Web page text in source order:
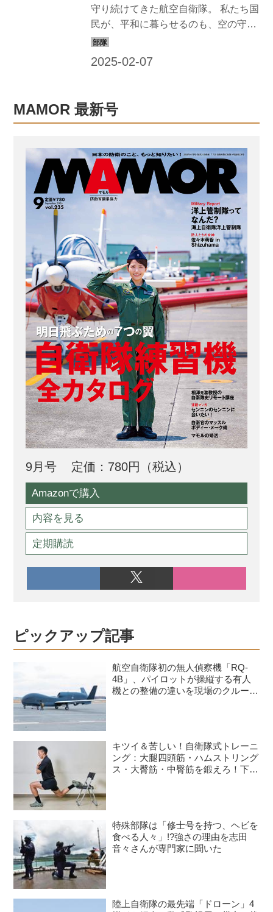
守り続けてきた航空自衛隊。 私たち国
民が、平和に暮らせるのも、空の守護
神が常に目を光らせているからだ。感
たのだろうか。特に重要なエピソード
を交えつつ70年の歴史を一挙に紹介し
庁設置と同時に創隊 航空自衛隊は、
1954（昭和29）年7月1日、新設された
防衛庁と同日に創隊された。陸上自衛
隊、海上自衛隊と比べ最も新しい部門
であり、かつ、全くのゼロから組織を
つくり上げていったのである。 創隊当
初は、アメリカ空軍から供与され...
MAMOR 最新号
9月号 定価：780円（税込）
Amazonで購入
内容を見る
定期購読
ピックアップ記事
航空自衛隊初の無人偵察機「RQ-
4B」、パイロットが操縦する有人
機との整備の違いを現場のクルーが
キツイ＆苦しい！自衛隊式トレーニ
ング：大腿四頭筋・ハムストリング
ス・大臀筋・中臀筋を鍛えろ！下半
特殊部隊は「修士号を持つ、ヘビを
食べる人々」!?強さの理由を志田
音々さんが専門家に聞いた
陸上自衛隊の最先端「ドローン」4